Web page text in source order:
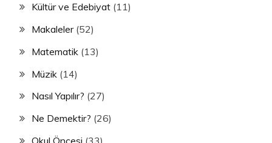
Kültür ve Edebiyat (11)
Makaleler(52)
Matematik (13)
Müzik (14)
Nasıl Yapılır? (27)
Ne Demektir? (26)
Okul Öncesi (33)